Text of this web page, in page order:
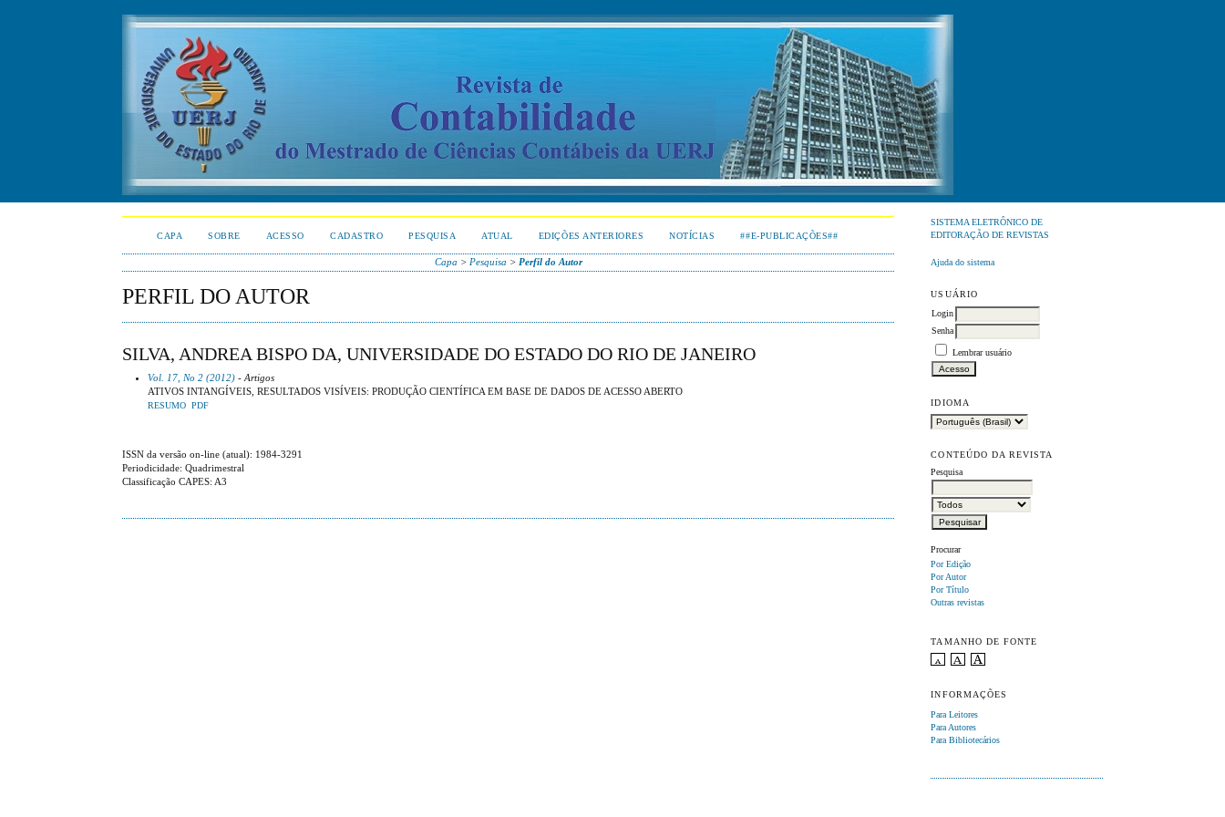
SISTEMA ELETRÔNICO DE
EDITORAÇÃO DE REVISTAS
Ajuda do sistema
USUÁRIO
Login
Senha
Lembrar usuário
IDIOMA
CONTEÚDO DA REVISTA
Pesquisa
Procurar
Por Edição
Por Autor
Por Título
Outras revistas
TAMANHO DE FONTE
INFORMAÇÕES
Para Leitores
Para Autores
Para Bibliotecários
CAPA SOBRE ACESSO CADASTRO PESQUISA ATUAL EDIÇÕES ANTERIORES NOTÍCIAS ##E-PUBLICAÇÕES##
Capa > Pesquisa > Perfil do Autor
PERFIL DO AUTOR
SILVA, ANDREA BISPO DA, UNIVERSIDADE DO ESTADO DO RIO DE JANEIRO
Vol. 17, No 2 (2012) - Artigos
ATIVOS INTANGÍVEIS, RESULTADOS VISÍVEIS: PRODUÇÃO CIENTÍFICA EM BASE DE DADOS DE ACESSO ABERTO
RESUMO PDF
ISSN da versão on-line (atual): 1984-3291
Periodicidade: Quadrimestral
Classificação CAPES: A3